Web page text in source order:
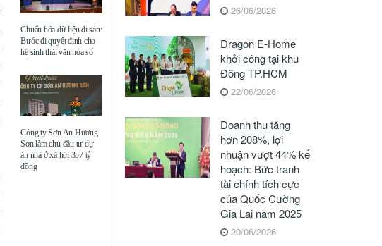
Chuẩn hóa dữ liệu di sản:
Bước đi quyết định cho
hệ sinh thái văn hóa số
Công ty Sơn An Hương
Sơn làm chủ đầu tư dự
án nhà ở xã hội 357 tỷ
đồng
26/06/2026
Dragon E-Home
khởi công tại khu
Đông TP.HCM
22/06/2026
Doanh thu tăng
hơn 208%, lợi
nhuận vượt 44% kế
hoạch: Bức tranh
tài chính tích cực
của Quốc Cường
Gia Lai năm 2025
20/06/2026